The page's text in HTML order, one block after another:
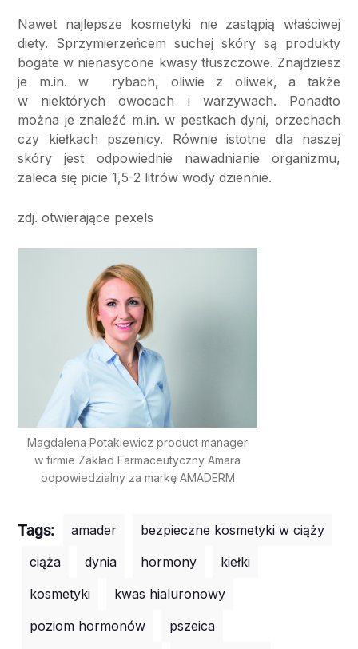
Nawet najlepsze kosmetyki nie zastąpią właściwej
diety. Sprzymierzeńcem suchej skóry są produkty
bogate w nienasycone kwasy tłuszczowe. Znajdziesz
je m.in. w rybach, oliwie z oliwek, a także
w niektórych owocach i warzywach. Ponadto
można je znaleźć m.in. w pestkach dyni, orzechach
czy kiełkach pszenicy. Równie istotne dla naszej
skóry jest odpowiednie nawadnianie organizmu,
zaleca się picie 1,5-2 litrów wody dziennie.
zdj. otwierające pexels
Magdalena Potakiewicz product manager
w firmie Zakład Farmaceutyczny Amara
odpowiedzialny za markę AMADERM
Tags: amader
bezpieczne kosmetyki w ciąży
ciąża
dynia hormony
kiełki
kosmetyki
kwas hialuronowy
poziom hormonów
pszeica